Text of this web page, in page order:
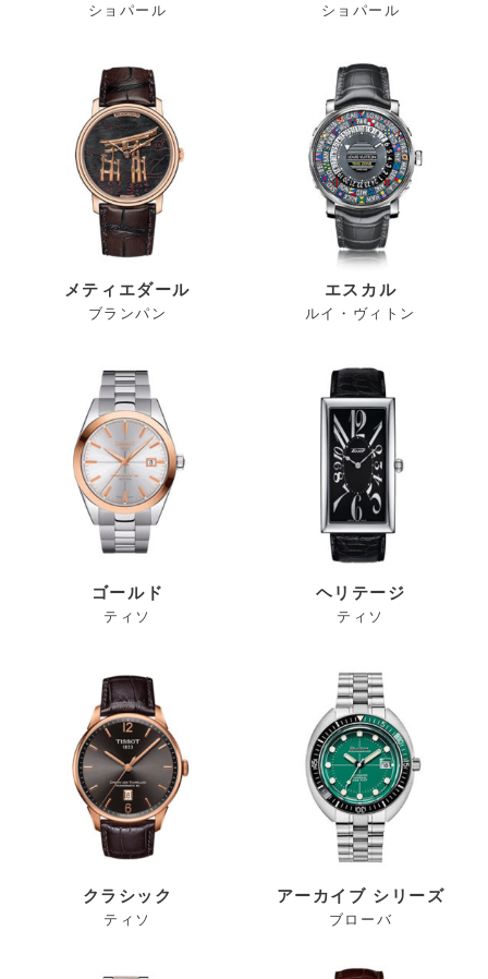
ショパール ショパール
メティエダール
ブランパン
エスカル
ルイ・ヴィトン
ゴールド
ティソ
ヘリテージ
ティソ
クラシック
ティソ
アーカイブ シリーズ
ブローバ